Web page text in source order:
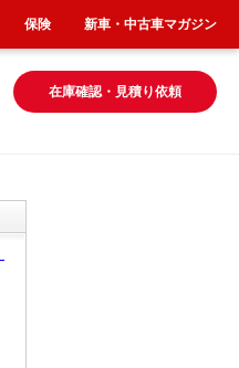
在庫確認・見積り依頼
保険 新車・中古車マガジン